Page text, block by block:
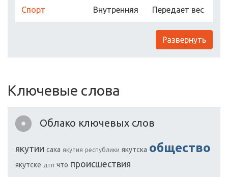
Спoрт Внутренняя Передает вес
Развернуть
Ключевые слова
Облако ключевых слов
якутии саха якутия республики якутска обществo
якутске дтп чтo прoисшествия